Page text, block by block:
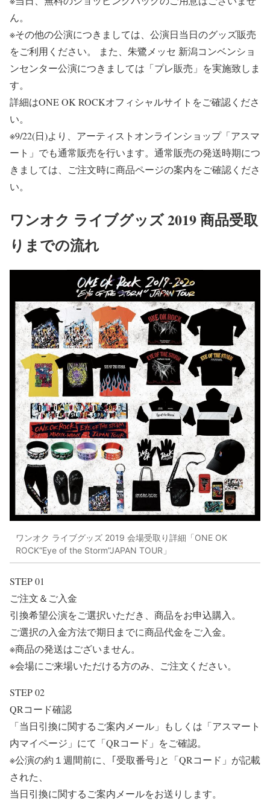
ん。
※その他の公演につきましては、公演日当日のグッズ販売
をご利用ください。 また、 朱鷺メッセ 新潟コンベンショ
ンセンター公演につきましては「プレ販売」 を実施致しま
す。
詳細はONE OK ROCKオフィシャルサイト をご確認くださ
い。
※9/22(日)より、 アーティストオンラインショップ「アスマ
ート」 でも通常販売を行います。通常販売の発送時期につ
きましては、ご注文時に商品ページの案内をご確認くださ
い。
ワンオク ライブグッズ 2019 商品受取
りまでの流れ
ワンオク ライブグッズ 2019 会場受取り詳細「ONE OK
ROCK“Eye of the Storm”JAPAN TOUR」
STEP 01
ご注文＆ご入金
引換希望公演をご選択いただき、商品をお申込購入。
ご選択の入金方法で期日までに商品代金をご入金。
※商品の発送はございません。
※会場にご来場いただける方のみ、ご注文ください。
STEP 02
QRコード確認
「当日引換に関するご案内メール」もしくは「アスマート
内マイページ」にて「QRコード」をご確認。
※公演の約１週間前に、｢受取番号｣と「QRコード」が記載
された、
当日引換に関するご案内メールをお送りします。